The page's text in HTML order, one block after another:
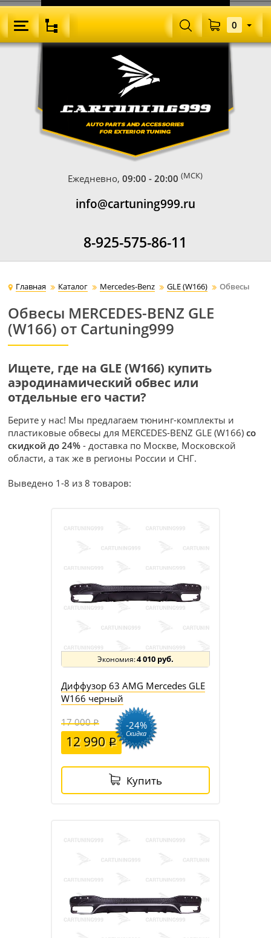
Ежедневно,09:00 - 20:00 (МСК)
info@cartuning999.ru
8-925-575-86-11
0
Главная Каталог Mercedes-Benz GLE (W166) Обвесы
Обвесы MERCEDES-BENZ GLE
(W166) от Cartuning999
Ищете, где на GLE (W166) купить
аэродинамический обвес или
отдельные его части?
Берите у нас! Мы предлагаем тюнинг-комплекты и
пластиковые обвесы для MERCEDES-BENZ GLE (W166)со
скидкой до 24% - доставка по Москве, Московской
области, а так же в регионы России и СНГ.
Выведено 1-8 из 8 товаров:
4 010 руб.
Диффузор 63 AMG Mercedes GLE
W166 черный
17 000
12 990
-24%
Скидка
Купить